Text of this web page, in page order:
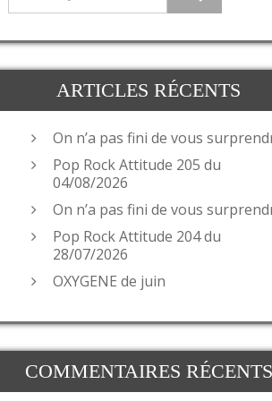
ARTICLES RÉCENTS
On n’a pas fini de vous
Pop Rock Attitude 205 du
04/08/2026
On n’a pas fini de vous
Pop Rock Attitude 204 du
28/07/2026
OXYGENE de juin
COMMENTAIRES RÉCENTS